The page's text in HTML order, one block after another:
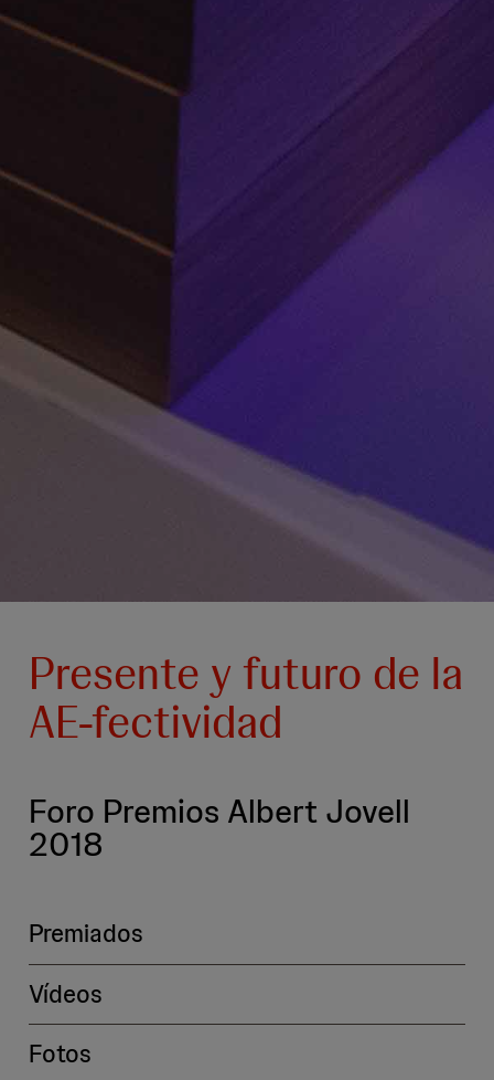
Presente y futuro de la
AE-fectividad
Foro Premios Albert Jovell
2018
Premiados
Vídeos
Fotos